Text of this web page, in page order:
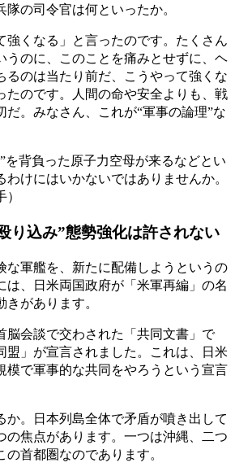
の司令官は何といったか。
くなる」と言ったのです。たくさん
うのに、このことを痛みとせずに、ヘ
るのは当たり前だ、こうやって強くな
たのです。人間の命や安全よりも、戦
だ。みなさん、これが“軍事の論理”な
背負った原子力空母が来るなどとい
わけにはいかないではありませんか。
り込み”態勢強化は許されない
軍艦を、新たに配備しようというの
は、日米両国政府が「米軍再編」の名
があります。
会談で交わされた「共同文書」で
盟」が宣言されました。これは、日米
模で軍事的な共同をやろうという宣言
。日本列島全体で矛盾が噴き出して
の焦点があります。一つは沖縄、二つ
首都圏なのであります。